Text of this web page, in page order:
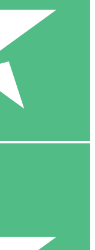
Credits. Keine